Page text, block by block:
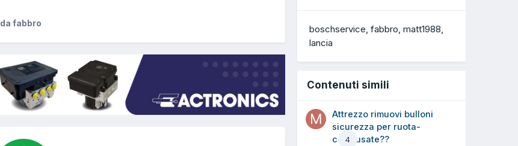
da fabbro
boschservice fabbro matt1988
lancia
Contenuti simili
4
Attrezzo rimuovi bulloni
sicurezza per ruota-
cosa usate??